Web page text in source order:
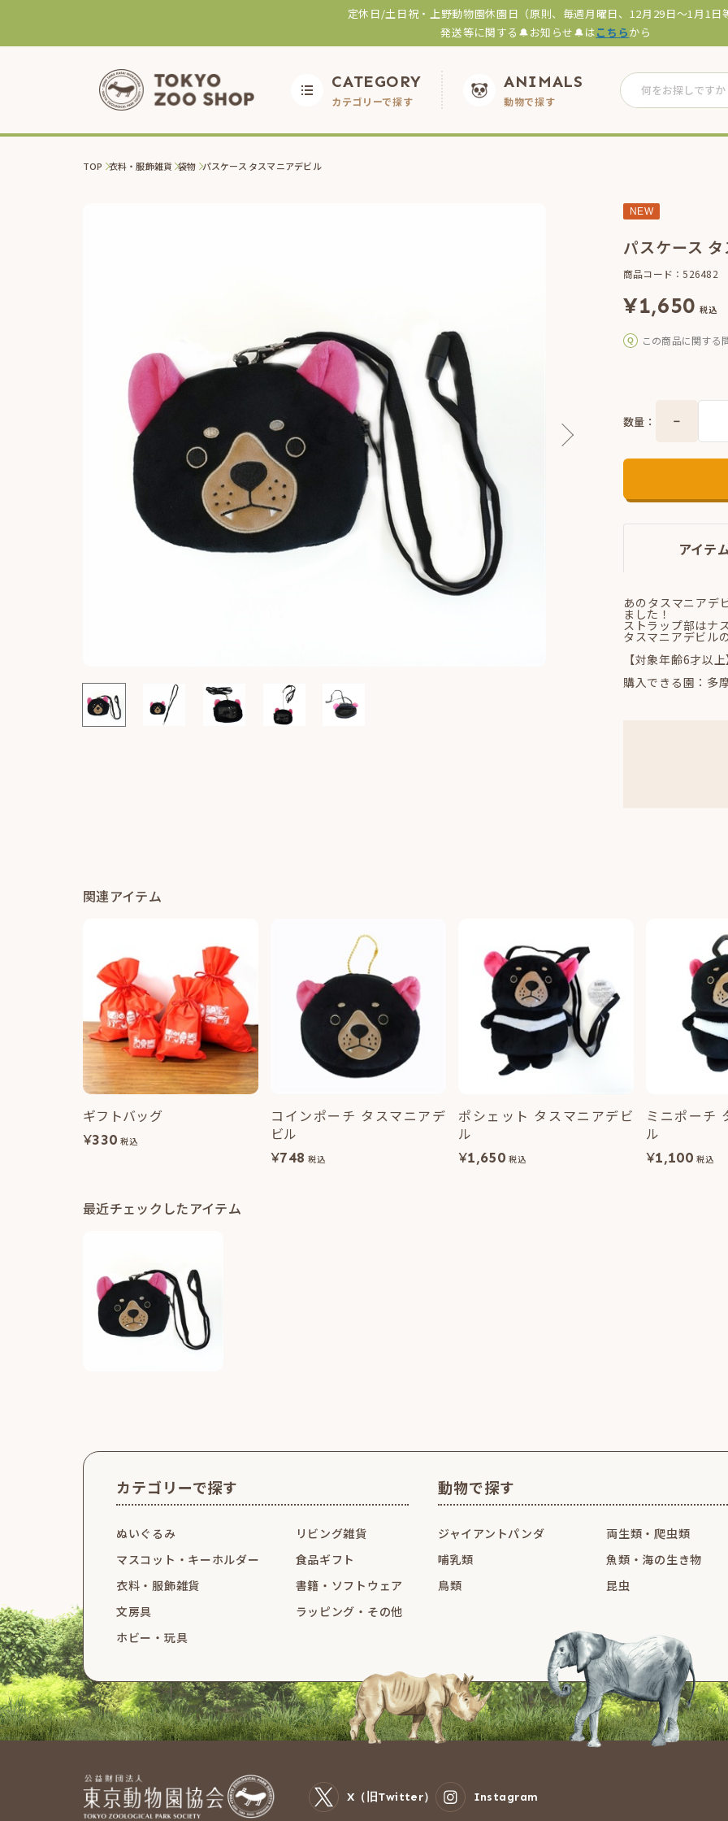
定休日/土日祝・上野動物園休園日（原則、毎週月曜日、12月29日～1月1日
発送等に関する🔔お知らせ🔔はこちらから
CATEGORY
カテゴリーで探す
ANIMALS
動物で探す
TOP 衣料・服飾雑貨 袋物 パスケース タスマニアデビル
NEW
パスケース
商品コード：526482
¥1,650 税込
この商品に関する
数量：
アイテ
あのタスマニアデ
ました！
ストラップ部はナ
タスマニアデビル
【対象年齢6才以上
購入できる園：多
関連アイテム
ギフトバッグ
¥330 税込
コインポーチ タスマニアデ
ビル
¥748 税込
ポシェット タスマニアデビ
ル
¥1,650 税込
ミニポーチ
ル
¥1,100 税込
最近チェックしたアイテム
カテゴリーで探す
ぬいぐるみ
マスコット・ キーホルダー
衣料・服飾雑貨
文房具
ホビー・玩具
リビング雑貨
食品ギフト
書籍・ソフトウェア
ラッピング・その他
動物で探す
ジャイアントパンダ
哺乳類
鳥類
両生類・爬虫類
魚類・海の生き物
昆虫
X（旧Twitter） Instagram